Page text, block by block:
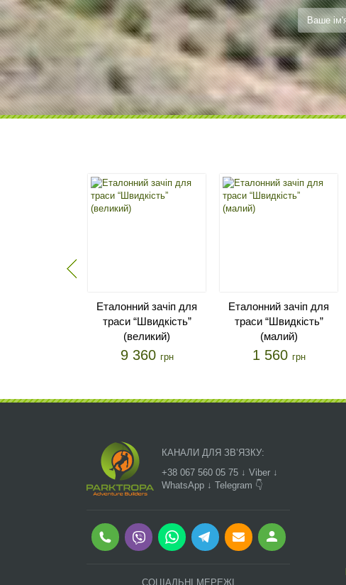
Еталонний зачіп для
траси “Швидкість”
(великий)
9 360 грн
Еталонний зачіп для
траси “Швидкість”
(малий)
1 560 грн
КАНАЛИ ДЛЯ ЗВ’ЯЗКУ:
+38 067 560 05 75 ↓ Viber ↓
WhatsApp ↓ Telegram 👇
СОЦІАЛЬНІ МЕРЕЖІ